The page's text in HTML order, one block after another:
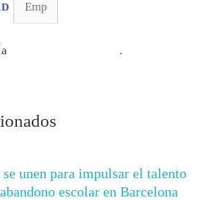
.
se unen para impulsar el talento
escolar en Barcelona